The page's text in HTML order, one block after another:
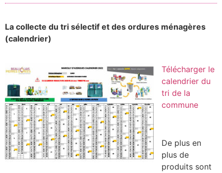
La collecte du tri sélectif et des ordures ménagères
(calendrier)
Télécharger le
calendrier du
tri de la
commune
De plus en
plus de
produits sont